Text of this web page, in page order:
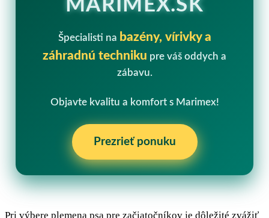
MARIMEX.SK
Špecialisti na bazény, vírivky a
záhradnú techniku pre váš oddych a
zábavu.
Objavte kvalitu a komfort s Marimex!
Prezrieť ponuku
Pri výbere plemena psa pre začiatočníkov je dôležité zvážiť